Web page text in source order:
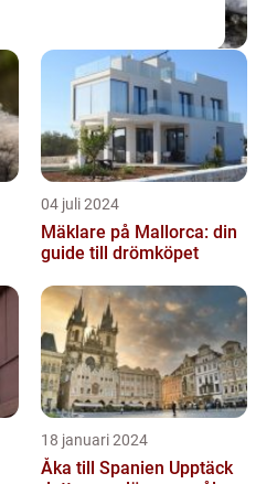
04 juli 2024
Mäklare på Mallorca: din
guide till drömköpet
18 januari 2024
Åka till Spanien Upptäck